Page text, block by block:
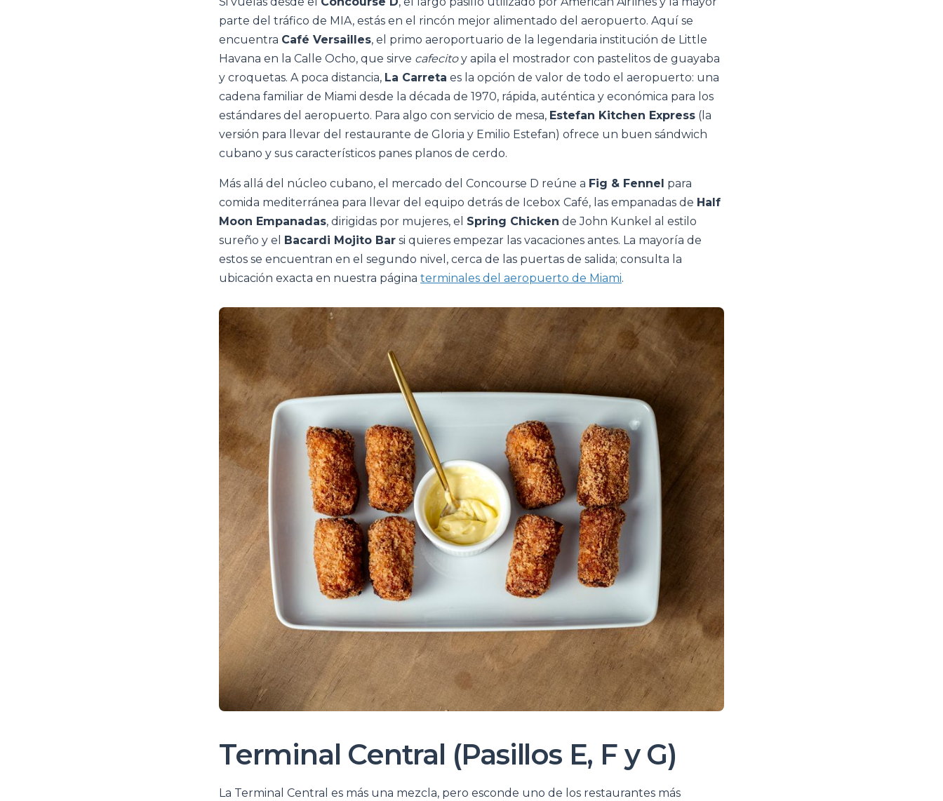
parte del tráfico de MIA, estás en el rincón mejor alimentado del aeropuerto. Aquí se
encuentra Café Versailles, el primo aeroportuario de la legendaria institución de Little
Havana en la Calle Ocho, que sirve cafecitoy apila el mostrador con pastelitos de guayaba
y croquetas. A poca distancia, La Carreta es la opción de valor de todo el aeropuerto: una
cadena familiar de Miami desde la década de 1970, rápida, auténtica y económica para los
estándares del aeropuerto. Para algo con servicio de mesa, Estefan Kitchen Express (la
versión para llevar del restaurante de Gloria y Emilio Estefan) ofrece un buen sándwich
cubano y sus característicos panes planos de cerdo.
Más allá del núcleo cubano, el mercado del Concourse D reúne a Fig & Fennel para
comida mediterránea para llevar del equipo detrás de Icebox Café, las empanadas de Half
Moon Empanadas, dirigidas por mujeres, el Spring Chicken de John Kunkel al estilo
sureño y el
Bacardi Mojito Bar si quieres empezar las vacaciones antes. La mayoría de
estos se encuentran en el segundo nivel, cerca de las puertas de salida; consulta la
ubicación exacta en nuestra página terminales del aeropuerto de Miami.
Terminal Central (Pasillos E, F y G)
La Terminal Central es más una mezcla, pero esconde uno de los restaurantes más